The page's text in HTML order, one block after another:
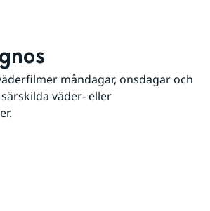
måndagar, onsdagar och
väder- eller